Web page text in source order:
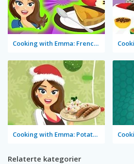
Cooking with Emma: French Apple Pie Vegan
Cooking with Emma: Potato Salad Vegan
Relaterte kategorier